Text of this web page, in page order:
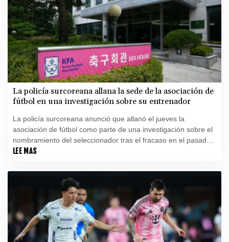
La policía surcoreana allana la sede de la asociación de
fútbol en una investigación sobre su entrenador
La policía surcoreana anunció que allanó el jueves la
asociación de fútbol como parte de una investigación sobre el
nombramiento del seleccionador tras el fracaso en el pasado
Mundial, donde fue eliminada en primera fase.
LEE MAS